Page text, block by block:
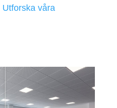
Utforska våra